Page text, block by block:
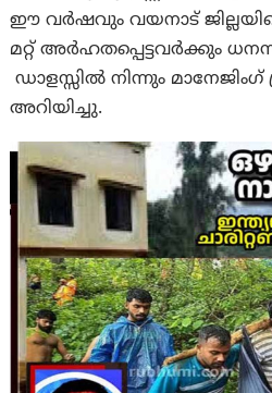
ഈ വർഷവും വയനാട്
മറ്റ് അർഹതപ്പെട്ടവർക്കും
ഡാളസ്സിൽ നിന്നും മാനേജിംഗ്
അറിയിച്ചു.